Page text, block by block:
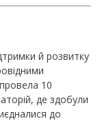
й розвитку
10
де здобули
до